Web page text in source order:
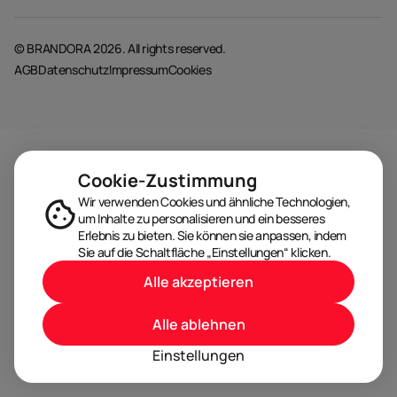
© BRANDORA 2026. All rights reserved.
AGBDatenschutzImpressumCookies
Cookie-Zustimmung
Wir verwenden Cookies und ähnliche Technologien,
um Inhalte zu personalisieren und ein besseres
Erlebnis zu bieten. Sie können sie anpassen, indem
Sie auf die Schaltfläche „Einstellungen“ klicken.
Einstellungen
Alle ablehnen
Alle akzeptieren